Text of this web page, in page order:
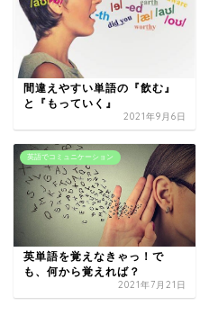
間違えやすい単語の『飲む』
と『もっていく』
2021年9月6日
英語でコミュニケーション
英単語を覚えなきゃっ！で
も、何から覚えれば？
2021年7月21日